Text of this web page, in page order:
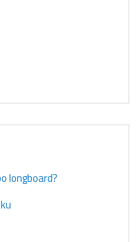
longboard?